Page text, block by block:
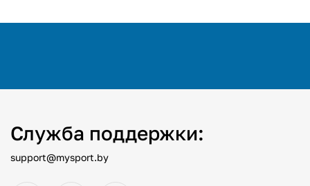
Служба поддержки:
support@mysport.by